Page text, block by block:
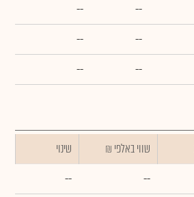
--
--
--
--
--
--
₪ שווי באלפי
שינוי
--
--